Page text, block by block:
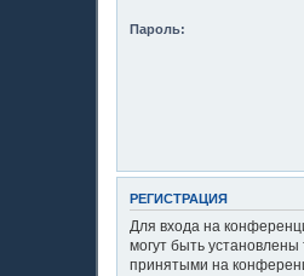
Пароль:
РЕГИСТРАЦИЯ
Для входа на
могут быть
принятыми на